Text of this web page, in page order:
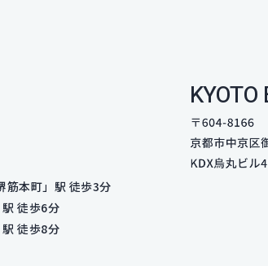
筋本町」駅 徒歩3分
徒歩6分
徒歩8分
KYOTO